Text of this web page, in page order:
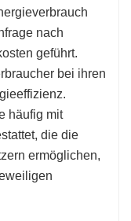
nach
geführt.
bei ihren
häufig mit
die die
ermöglichen,